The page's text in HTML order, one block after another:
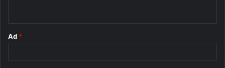
Ad *